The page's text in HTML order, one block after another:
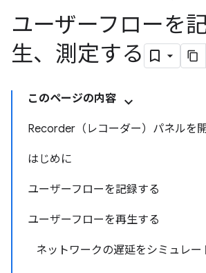
ユーザーフローを
生、測定する
このページの内容
Recorder（レコーダー）パネルを
はじめに
ユーザーフローを記録する
ユーザーフローを再生する
ネットワークの遅延をシミュレー